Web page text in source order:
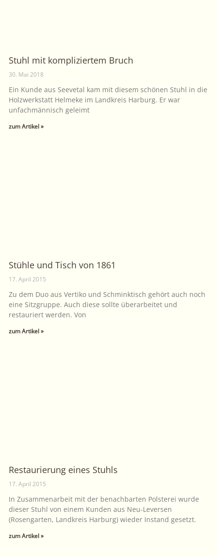
Stuhl mit kompliziertem Bruch
30. Mai 2018
Ein Kunde aus Seevetal kam mit diesem schönen Stuhl in die
Holzwerkstatt Helmeke im Landkreis Harburg. Er war
unfachmännisch geleimt
zum Artikel »
Stühle und Tisch von 1861
17. April 2015
Zu dem Duo aus Vertiko und Schminktisch gehört auch noch
eine Sitzgruppe. Auch diese sollte überarbeitet und
restauriert werden. Von
zum Artikel »
Restaurierung eines Stuhls
17. April 2015
In Zusammenarbeit mit der benachbarten Polsterei wurde
dieser Stuhl von einem Kunden aus Neu-Leversen
(Rosengarten, Landkreis Harburg) wieder Instand gesetzt.
zum Artikel »